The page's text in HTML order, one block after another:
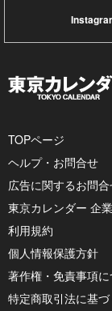
TOPページ
ヘルプ・お問合せ
広告に関するお問
東京カレンダー 企
利用規約
個人情報保護方針
著作権・免責事項
特定商取引法に基